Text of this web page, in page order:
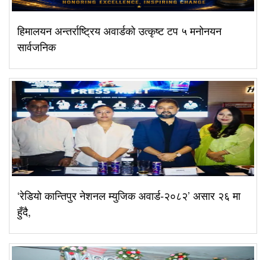
हिमालयन अन्तर्राष्ट्रिय अवार्डको उत्कृष्ट टप ५ मनोनयन
सार्वजनिक
‘रेडियो कान्तिपुर नेशनल म्युजिक अवार्ड-२०८२’ असार २६ मा
हुँदै,